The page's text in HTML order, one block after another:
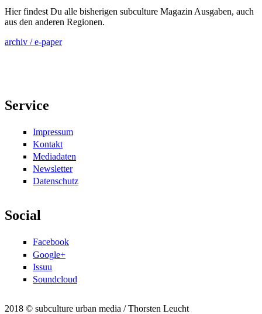
Hier findest Du alle bisherigen subculture Magazin Ausgaben, auch
aus den anderen Regionen.
archiv / e-paper
Service
Impressum
Kontakt
Mediadaten
Newsletter
Datenschutz
Social
Facebook
Google+
Issuu
Soundcloud
2018 © subculture urban media / Thorsten Leucht